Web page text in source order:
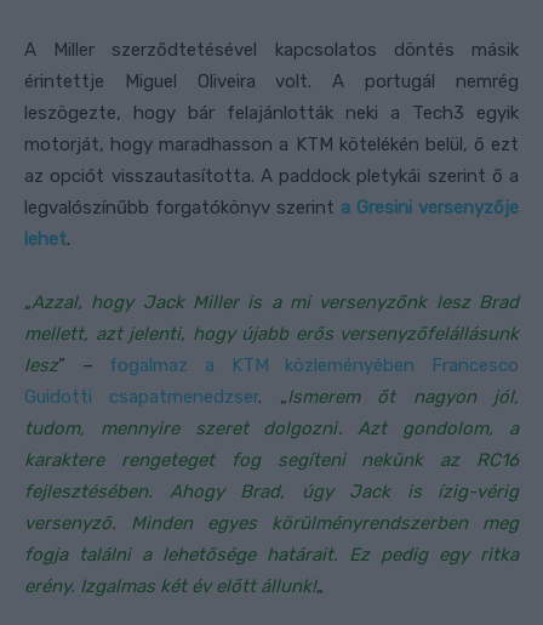
A Miller szerződtetésével kapcsolatos döntés másik
érintettje Miguel Oliveira volt. A portugál nemrég
leszögezte, hogy bár felajánlották neki a Tech3 egyik
motorját, hogy maradhasson a KTM kötelékén belül, ő ezt
az opciót visszautasította. A paddock pletykái szerint ő a
legvalószínűbb forgatókönyv szerint a Gresini versenyzője
lehet.
„Azzal, hogy Jack Miller is a mi versenyzőnk lesz Brad
mellett, azt jelenti, hogy újabb erős versenyzőfelállásunk
lesz” – fogalmaz a KTM közleményében Francesco
Guidotti csapatmenedzser. „Ismerem őt nagyon jól,
tudom, mennyire szeret dolgozni. Azt gondolom, a
karaktere rengeteget fog segíteni nekünk az RC16
fejlesztésében. Ahogy Brad, úgy Jack is ízig-vérig
versenyző. Minden egyes körülményrendszerben meg
fogja találni a lehetősége határait. Ez pedig egy ritka
erény. Izgalmas két év előtt állunk!„